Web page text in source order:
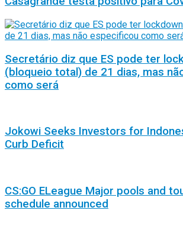
Secretário diz que ES pode ter
(bloqueio total) de 21 dias, mas
como será
Jokowi Seeks Investors for
Curb Deficit
CS:GO ELeague Major pools and
schedule announced